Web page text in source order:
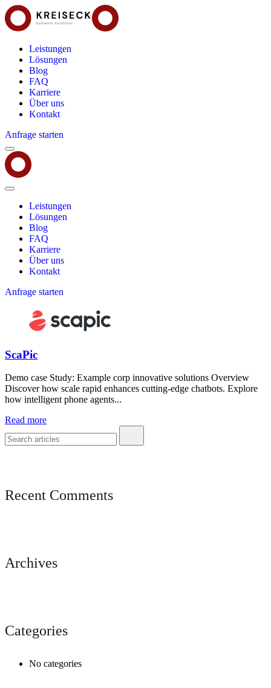
Leistungen
Lösungen
Blog
FAQ
Karriere
Über uns
Kontakt
Anfrage starten
Menu
Kreiseck
-
Software
Solutions
Close
Leistungen
Lösungen
Blog
FAQ
Karriere
Über uns
Kontakt
Anfrage starten
ScaPic
Demo case Study: Example corp innovative solutions Overview
Discover how scale rapid enhances cutting-edge chatbots. Explore
how intelligent phone agents...
Read more
Recent Comments
Archives
Categories
No categories